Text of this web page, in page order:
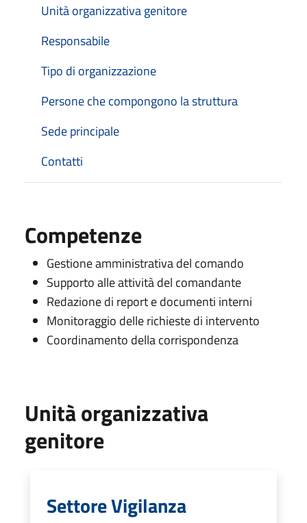
Unità organizzativa genitore
Responsabile
Tipo di organizzazione
Persone che compongono la struttura
Sede principale
Contatti
Competenze
Gestione amministrativa del comando
Supporto alle attività del comandante
Redazione di report e documenti interni
Monitoraggio delle richieste di intervento
Coordinamento della corrispondenza
Unità organizzativa
genitore
Settore Vigilanza